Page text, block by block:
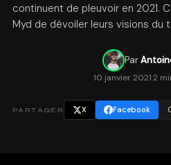
continuent de pleuvoir en 2021.
Myd de dévoiler leurs visions du
Par
10 janvier 20212
PARTAGER X Facebook